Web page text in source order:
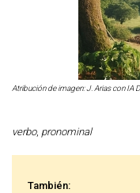
Atribución de imagen: J. Arias con IA
verbo, pronominal
También: